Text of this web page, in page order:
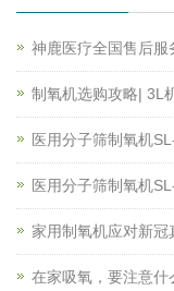
神鹿医疗全国售后
制氧机选购攻略| 3L
医用分子筛制氧机
医用分子筛制氧机
家用制氧机应对新冠
在家吸氧，要注意什